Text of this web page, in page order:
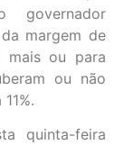
governador
margem de
mais ou para
ou não
quinta-feira